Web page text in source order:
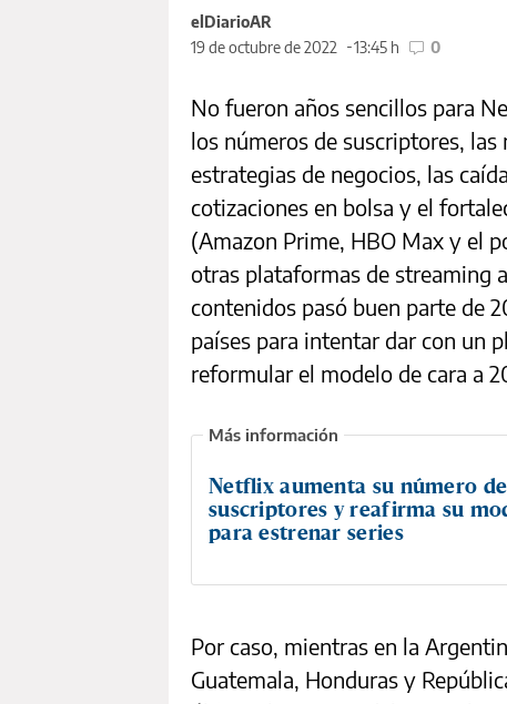
elDiarioAR
19 de octubre de 2022
13:45 h 0
No fueron años sencillos para
los números de suscriptores,
estrategias de negocios, las
cotizaciones en bolsa y el
(Amazon Prime, HBO Max y el
otras plataformas de streaming
contenidos pasó buen parte de
países para intentar dar con un
reformular el modelo de cara a
Netflix aumenta su número de
suscriptores y reafirma su
para estrenar series
Por caso, mientras en la
Guatemala, Honduras y